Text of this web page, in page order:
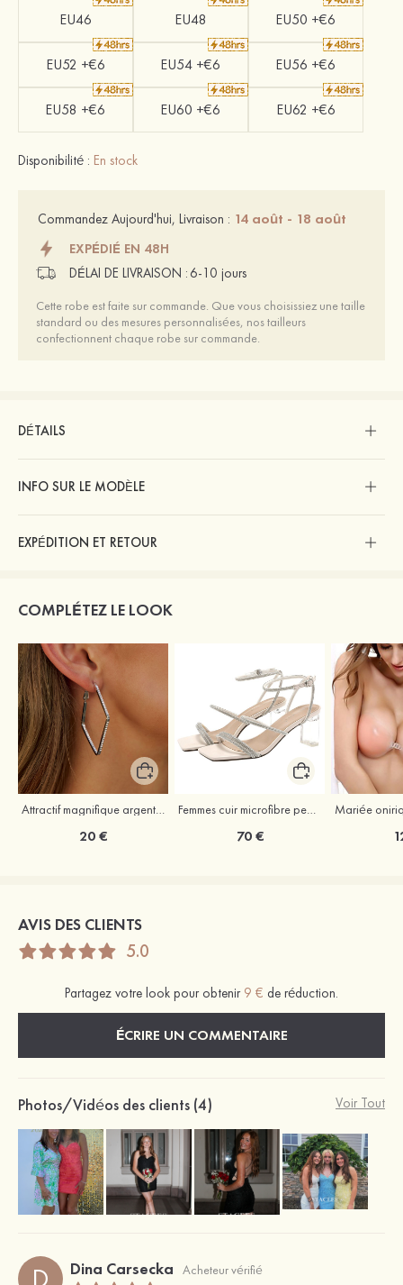
EU46 EU48 EU50 +€6
EU52 +€6 EU54 +€6 EU56 +€6
EU58 +€6 EU60 +€6 EU62 +€6
Disponibilité : En stock
Commandez Aujourd'hui, Livraison : 14 août - 18 août
EXPÉDIÉ EN 48H
DÉLAI DE LIVRAISON : 6-10 jours
Cette robe est faite sur commande. Que vous choisissiez une taille
standard ou des mesures personnalisées, nos tailleurs
confectionnent chaque robe sur commande.
DÉTAILS
INFO SUR LE MODÈLE
EXPÉDITION ET RETOUR
COMPLÉTEZ LE LOOK
20 € 70 €
AVIS DES CLIENTS
5.0
Partagez votre look pour obtenir 9 € de réduction.
ÉCRIRE UN COMMENTAIRE
Photos/Vidéos des clients (4) Voir Tout
Dina Carsecka Acheteur vérifié